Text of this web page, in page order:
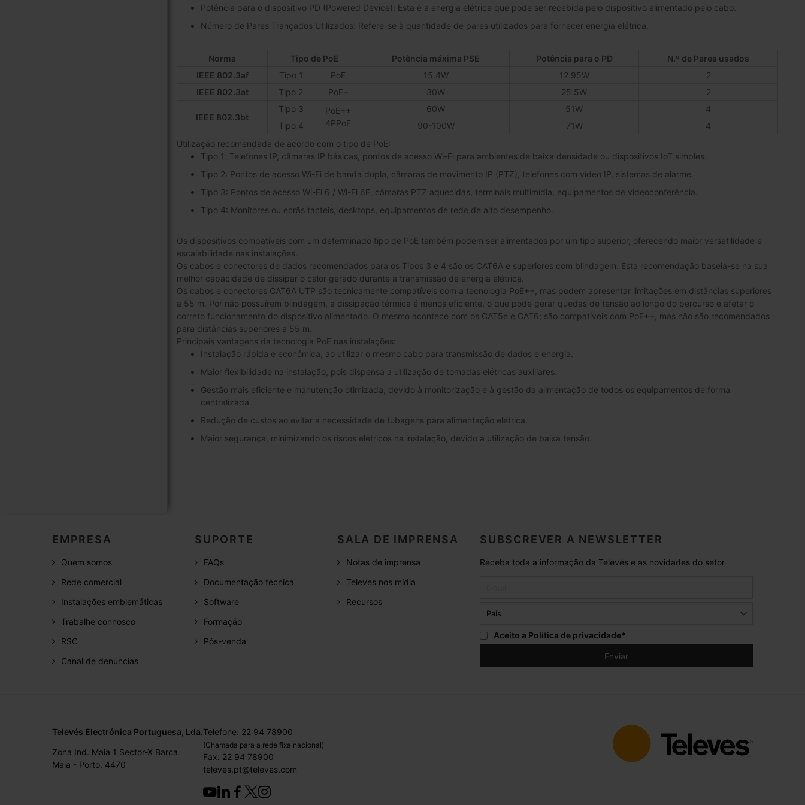
Potência para o dispositivo PD (Powered Device): Esta é a energia elétrica que pode ser recebida pelo dispositivo alimentado pelo cabo.
Número de Pares Trançados Utilizados: Refere-se à quantidade de pares utilizados para fornecer energia elétrica.
Norma Tipo de PoE Potência máxima PSE Potência para o PD
N.º de Pares usados
IEEE 802.3af
Tipo 1 PoE 15.4W 12.95W
2
IEEE 802.3at
Tipo 2 PoE+ 30W 25.5W 2
IEEE 802.3bt
Tipo 3
PoE++
4PPoE
60W 51W
4
Tipo 4
90-100W 71W
4
Utilização recomendada de acordo com o tipo de PoE:
Tipo 1: Telefones IP, câmaras IP básicas, pontos de acesso Wi-Fi para ambientes de baixa densidade ou dispositivos IoT simples.
Tipo 2: Pontos de acesso Wi-Fi de banda dupla, câmaras de movimento IP (PTZ), telefones com vídeo IP, sistemas de alarme.
Tipo 3: Pontos de acesso Wi-Fi 6 / Wi-Fi 6E, câmaras PTZ aquecidas, terminais multimídia, equipamentos de videoconferência.
Tipo 4: Monitores ou ecrãs tácteis, desktops, equipamentos de rede de alto desempenho.
Os dispositivos compatíveis com um determinado tipo de PoE também podem ser alimentados por um tipo superior, oferecendo maior versatilidade e
escalabilidade nas instalações.
Os cabos e conectores de dados recomendados para os Tipos 3 e 4 são os CAT6A e superiores com blindagem. Esta recomendação baseia-se na sua
melhor capacidade de dissipar o calor gerado durante a transmissão de energia elétrica.
Os cabos e conectores CAT6A UTP são tecnicamente compatíveis com a tecnologia PoE++, mas podem apresentar limitações em distâncias superiores
a 55 m. Por não possuírem blindagem, a dissipação térmica é menos eficiente, o que pode gerar quedas de tensão ao longo do percurso e afetar o
correto funcionamento do dispositivo alimentado. O mesmo acontece com os CAT5e e CAT6; são compatíveis com PoE++, mas não são recomendados
para distâncias superiores a 55 m.
Principais vantagens da tecnologia PoE nas instalações:
Instalação rápida e económica, ao utilizar o mesmo cabo para transmissão de dados e energia.
Maior flexibilidade na instalação, pois dispensa a utilização de tomadas elétricas auxiliares.
Gestão mais eficiente e manutenção otimizada, devido à monitorização e à gestão da alimentação de todos os equipamentos de forma
centralizada.
Redução de custos ao evitar a necessidade de tubagens para alimentação elétrica.
Maior segurança, minimizando os riscos elétricos na instalação, devido à utilização de baixa tensão.
EMPRESA
Quem somos
Rede comercial
Instalações emblemáticas
Trabalhe connosco
RSC
Canal de denúncias
SUPORTE
FAQs
Documentação técnica
Software
Formação
Pós-venda
SALA DE IMPRENSA
Notas de imprensa
Televes nos mídia
Recursos
SUBSCREVER A NEWSLETTER
Receba toda a informação da Televés e as novidades do setor
Aceito a Política de privacidade*
Televés Electrónica Portuguesa, Lda.
Zona Ind. Maia 1 Sector-X Barca
Maia - Porto, 4470
Telefone: 22 94 78900
(Chamada para a rede fixa nacional)
Fax: 22 94 78900
televes.pt@televes.com